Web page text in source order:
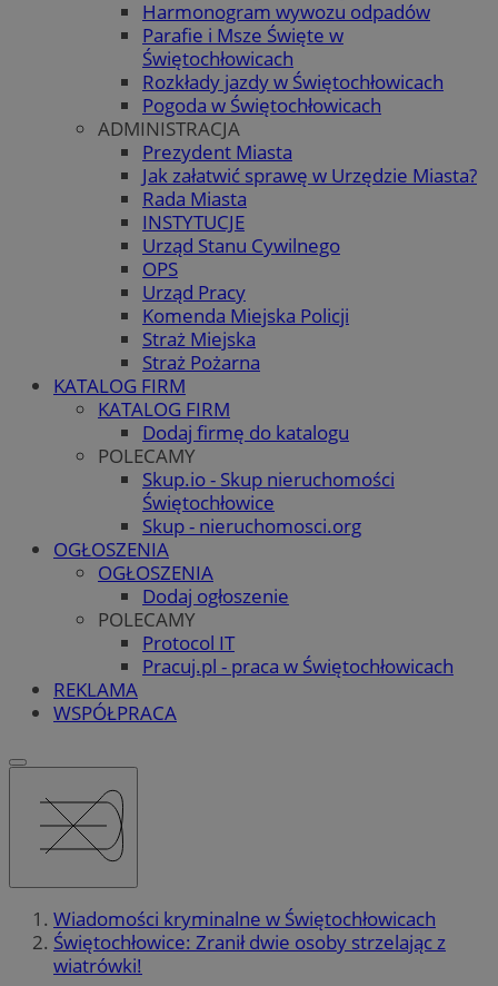
Harmonogram wywozu odpadów
Parafie i Msze Święte w
Świętochłowicach
Rozkłady jazdy w Świętochłowicach
Pogoda w Świętochłowicach
ADMINISTRACJA
Prezydent Miasta
Jak załatwić sprawę w Urzędzie Miasta?
Rada Miasta
INSTYTUCJE
Urząd Stanu Cywilnego
OPS
Urząd Pracy
Komenda Miejska Policji
Straż Miejska
Straż Pożarna
KATALOG FIRM
KATALOG FIRM
Dodaj firmę do katalogu
POLECAMY
Skup.io - Skup nieruchomości
Świętochłowice
Skup - nieruchomosci.org
OGŁOSZENIA
OGŁOSZENIA
Dodaj ogłoszenie
POLECAMY
Protocol IT
Pracuj.pl - praca w Świętochłowicach
REKLAMA
WSPÓŁPRACA
Wiadomości kryminalne w Świętochłowicach
Świętochłowice: Zranił dwie osoby strzelając z
wiatrówki!